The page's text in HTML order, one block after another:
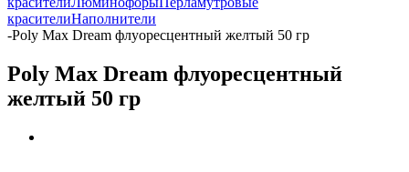
красителиНаполнители
-Poly Max Dream флуоресцентный желтый 50 гр
Poly Max Dream флуоресцентный
желтый 50 гр